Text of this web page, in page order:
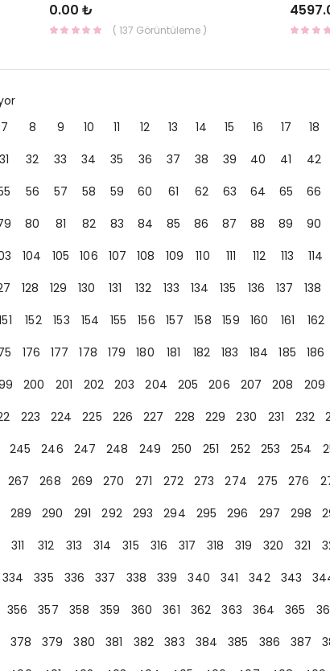
0.00 ₺
( 137 Görüntüleme )
7 8 9 10 11 12 13 14 15 16 17 18
31 32 33 34 35 36 37 38 39 40 41 42
56 57 58 59 60 61 62 63 64 65 66
80 81 82 83 84 85 86 87 88 89 90
104 105 106 107 108 109 110 111 112 113 114
128 129 130 131 132 133 134 135 136 137 138
152 153 154 155 156 157 158 159 160 161 162
176 177 178 179 180 181 182 183 184 185 186
200 201 202 203 204 205 206 207 208 209
223 224 225 226 227 228 229 230 231 232
245 246 247 248 249 250 251 252 253 254
267 268 269 270 271 272 273 274 275 276
289 290 291 292 293 294 295 296 297 298
311 312 313 314 315 316 317 318 319 320 321
334 335 336 337 338 339 340 341 342 343
356 357 358 359 360 361 362 363 364 365
378 379 380 381 382 383 384 385 386 387